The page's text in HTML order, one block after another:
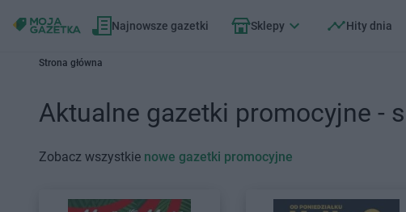
Najnowsze gazetki Sklepy Hity dnia
Strona główna
Aktualne gazetki promocyjne -
Zobacz wszystkie nowe gazetki promocyjne